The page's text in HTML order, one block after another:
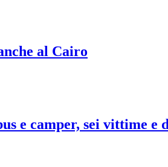
al Cairo
e camper, sei vittime e